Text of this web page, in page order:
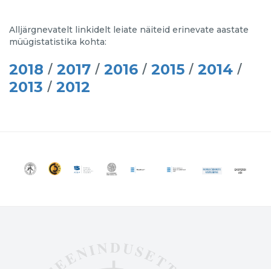
Alljärgnevatelt linkidelt leiate näiteid erinevate aastate
müügistatistika kohta:
2018 / 2017 / 2016 / 2015 / 2014 /
2013 / 2012